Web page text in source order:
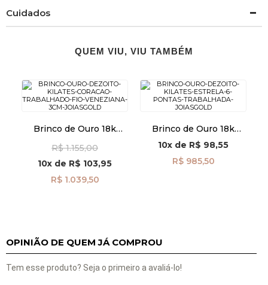
Cuidados
QUEM VIU, VIU TAMBÉM
Brinco de Ouro 18k
Fio Veneziana de 3cm
br29510
R$ 1.155,00
10x de R$ 103,95
R$ 1.039,50
Brinco de Ouro 18k
Estrela 6 Pontas
Trabalhada br29503
10x de R$ 98,55
R$ 985,50
OPINIÃO DE QUEM JÁ COMPROU
Tem esse produto? Seja o primeiro a avaliá-lo!